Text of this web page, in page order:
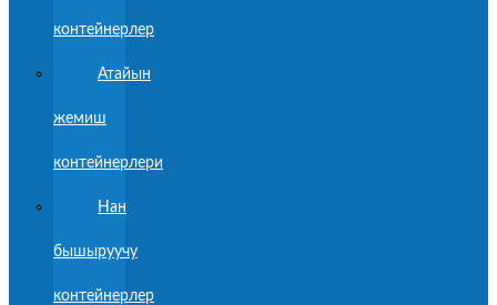
контейнерлер
Атайын
жемиш
контейнерлери
Нан
бышыруучу
контейнерлер